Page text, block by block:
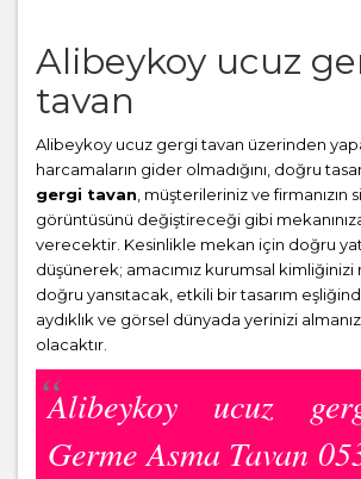
Alibeykoy ucuz
tavan
Alibeykoy ucuz gergi tavan üzerinden
harcamaların gider olmadığını, doğru
gergi tavan , müşterileriniz ve firmanızın
görüntüsünü değiştireceği gibi mekanınıza
verecektir. Kesinlikle mekan için doğru
düşünerek; amacımız kurumsal
doğru yansıtacak, etkili bir tasarım
aydıklık ve görsel dünyada yerinizi
olacaktır.
Alibeykoy ucuz
Germe Asma Tavan